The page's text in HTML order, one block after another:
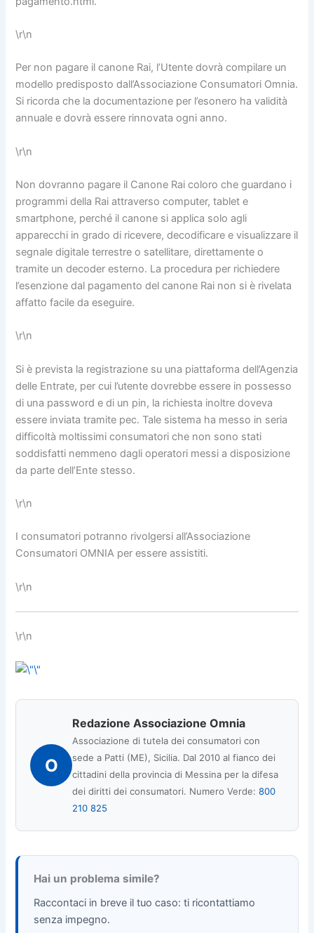
\r\n
Per non pagare il canone Rai, l’Utente dovrà compilare un
modello predisposto dall’Associazione Consumatori Omnia.
Si ricorda che la documentazione per l’esonero ha validità
annuale e dovrà essere rinnovata ogni anno.
\r\n
Non dovranno pagare il Canone Rai coloro che guardano i
programmi della Rai attraverso computer, tablet e
smartphone, perché il canone si applica solo agli
apparecchi in grado di ricevere, decodificare e visualizzare il
segnale digitale terrestre o satellitare, direttamente o
tramite un decoder esterno. La procedura per richiedere
l’esenzione dal pagamento del canone Rai non si è rivelata
affatto facile da eseguire.
\r\n
Si è prevista la registrazione su una piattaforma dell’Agenzia
delle Entrate, per cui l’utente dovrebbe essere in possesso
di una password e di un pin, la richiesta inoltre doveva
essere inviata tramite pec. Tale sistema ha messo in seria
difficoltà moltissimi consumatori che non sono stati
soddisfatti nemmeno dagli operatori messi a disposizione
da parte dell’Ente stesso.
\r\n
I consumatori potranno rivolgersi all’Associazione
Consumatori OMNIA per essere assistiti.
\r\n
\r\n
O
Redazione Associazione Omnia
Associazione di tutela dei consumatori con
sede a Patti (ME), Sicilia. Dal 2010 al fianco dei
cittadini della provincia di Messina per la difesa
dei diritti dei consumatori. Numero Verde:800
210 825
Hai un problema simile?
Raccontaci in breve il tuo caso: ti ricontattiamo
senza impegno.